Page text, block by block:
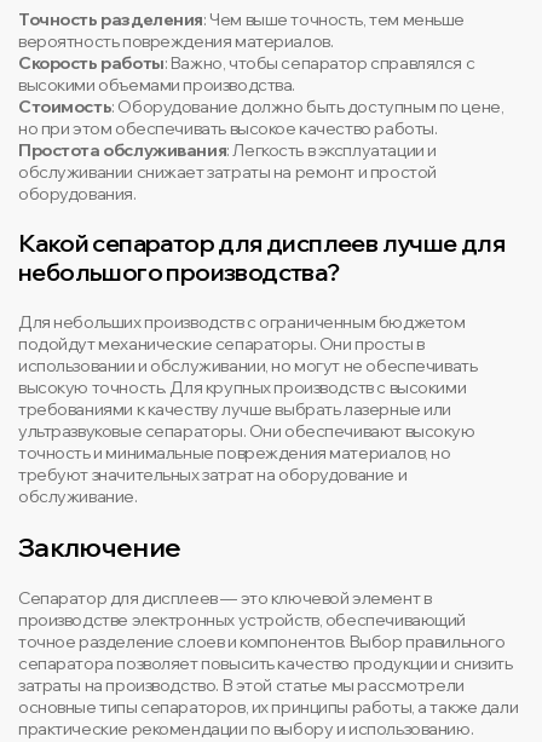
Точность разделения: Чем выше точность, тем меньше
вероятность повреждения материалов.
Скорость работы: Важно, чтобы сепаратор справлялся с
высокими объемами производства.
Стоимость: Оборудование должно быть доступным по цене,
но при этом обеспечивать высокое качество работы.
Простота обслуживания: Легкость в эксплуатации и
обслуживании снижает затраты на ремонт и простой
оборудования.
Какой сепаратор для дисплеев лучше для
небольшого производства?
Для небольших производств с ограниченным бюджетом
подойдут механические сепараторы. Они просты в
использовании и обслуживании, но могут не обеспечивать
высокую точность. Для крупных производств с высокими
требованиями к качеству лучше выбрать лазерные или
ультразвуковые сепараторы. Они обеспечивают высокую
точность и минимальные повреждения материалов, но
требуют значительных затрат на оборудование и
обслуживание.
Заключение
Сепаратор для дисплеев — это ключевой элемент в
производстве электронных устройств, обеспечивающий
точное разделение слоев и компонентов. Выбор правильного
сепаратора позволяет повысить качество продукции и снизить
затраты на производство. В этой статье мы рассмотрели
основные типы сепараторов, их принципы работы, а также дали
практические рекомендации по выбору и использованию.